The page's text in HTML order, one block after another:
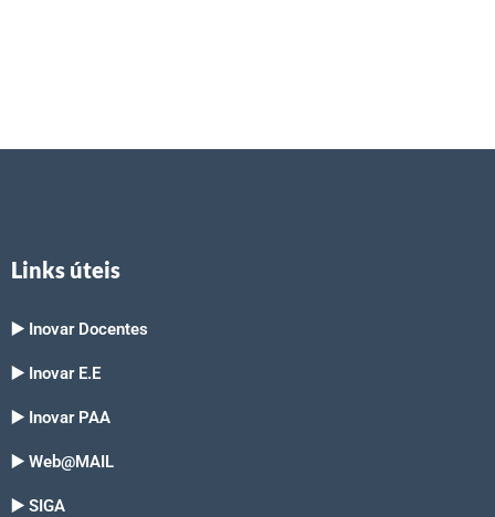
Links úteis
▶️ Inovar Docentes
▶️ Inovar E.E
▶️ Inovar PAA
▶️ Web@MAIL
▶️ SIGA